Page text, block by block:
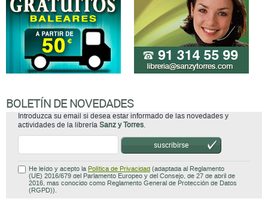
BOLETÍN DE NOVEDADES
Introduzca su email si desea estar informado de las novedades y
actividades de la librería Sanz y Torres.
suscribirse
He leído y acepto la Política de Privacidad (adaptada al Reglamento
(UE) 2016/679 del Parlamento Europeo y del Consejo, de 27 de abril de
2016, mas conocido como Reglamento General de Protección de Datos
(RGPD)).